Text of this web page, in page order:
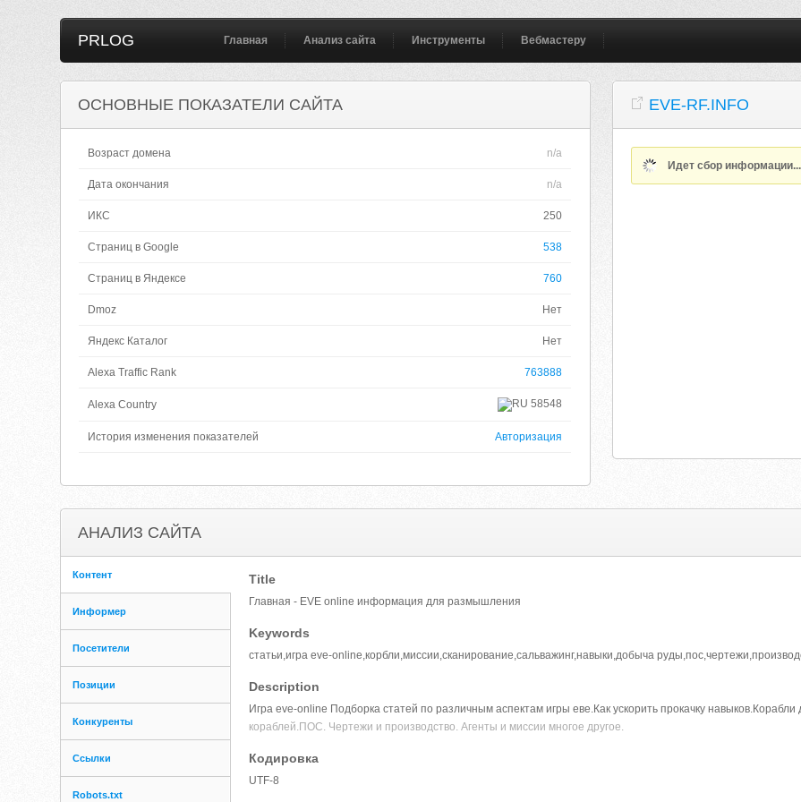
PRLOG Главная Анализ сайта Инструменты Вебмастеру
ОСНОВНЫЕ ПОКАЗАТЕЛИ САЙТА
Возраст домена n/a
Дата окончания n/a
ИКС 250
Страниц в Google 538
Страниц в Яндексе 760
Dmoz Нет
Яндекс Каталог Нет
Alexa Traffic Rank 763888
Alexa Country 58548
История изменения показателей Авторизация
EVE-RF.INFO
Идет сбор
АНАЛИЗ САЙТА
Контент
Информер
Посетители
Позиции
Конкуренты
Ссылки
Robots.txt
Title
Главная - EVE online информация для размышления
Keywords
статьи,игра eve-online,корбли,миссии,сканирование,сальважинг,навыки,добыча
Description
Игра eve-online Подборка статей по различным аспектам игры еве.Как ускорить прокачку
кораблей.ПОС. Чертежи и производство. Агенты и миссии многое другое.
Кодировка
UTF-8